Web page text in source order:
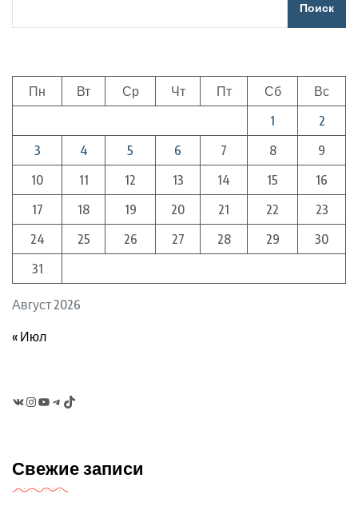
Поиск
Август 2026
Пн Вт Ср Чт Пт Сб
Вс
1
2
3
4 5 6 7 8
9
10
11 12 13 14 15
16
17
18 19 20 21 22
23
24
25 26 27 28 29
30
31
« Июл
Instagram
YouTubeTelegram
TikTok
Свежие записи